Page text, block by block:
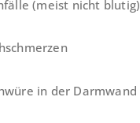
(meist nicht blutig)
in der Darmwand